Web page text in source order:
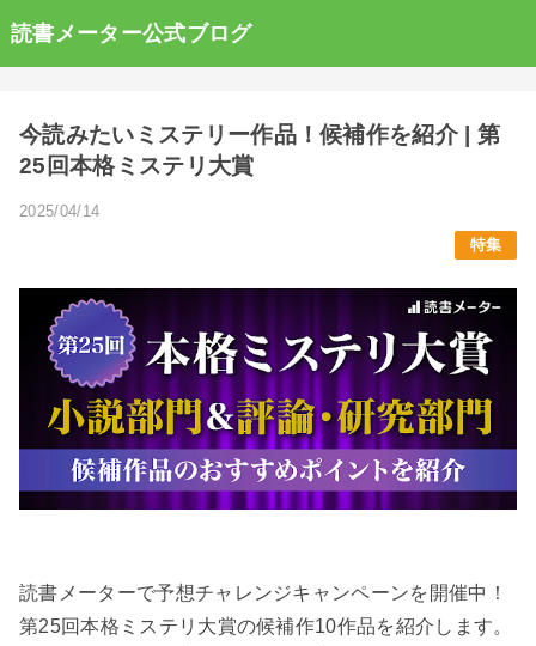
読書メーター公式ブログ
今読みたいミステリー作品！候補作を紹介 | 第
25回本格ミステリ大賞
2025/04/14
特集
読書メーターで予想チャレンジキャンペーンを開催中！
第25回本格ミステリ大賞の候補作10作品を紹介します。